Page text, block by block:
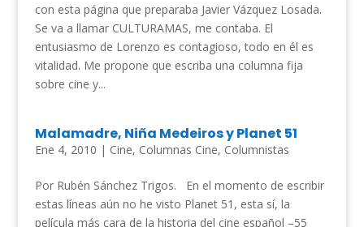
con esta página que preparaba Javier Vázquez Losada.
Se va a llamar CULTURAMAS, me contaba. El
entusiasmo de Lorenzo es contagioso, todo en él es
vitalidad. Me propone que escriba una columna fija
sobre cine y...
Malamadre, Niña Medeiros y Planet 51
Ene 4, 2010 | Cine, Columnas Cine, Columnistas
Por Rubén Sánchez Trigos. En el momento de escribir
estas líneas aún no he visto Planet 51, esta sí, la
película más cara de la historia del cine español –55